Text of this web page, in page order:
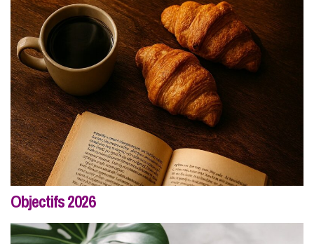
Objectifs 2026